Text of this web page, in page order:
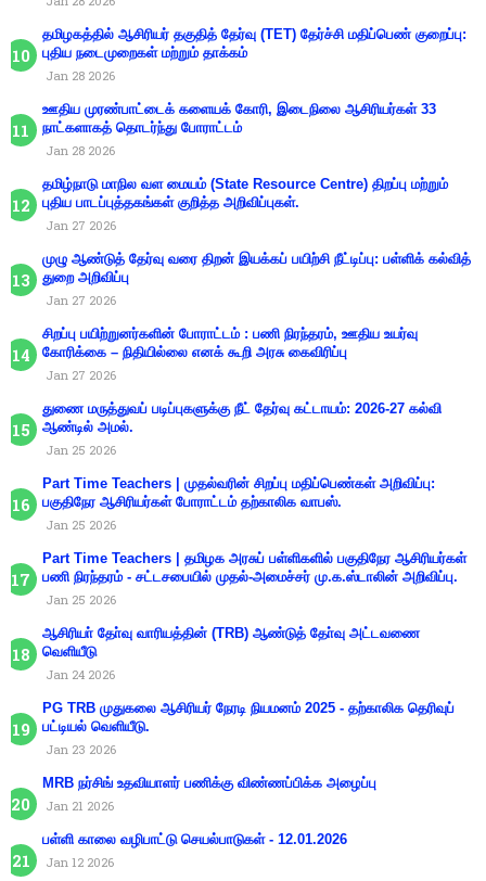
தமிழகத்தில் ஆசிரியர் தகுதித் தேர்வு (TET) தேர்ச்சி மதிப்பெண் குறைப்பு:
புதிய நடைமுறைகள் மற்றும் தாக்கம்
Jan 28 2026
ஊதிய முரண்பாட்டைக் களையக் கோரி, இடைநிலை ஆசிரியர்கள் 33
நாட்களாகத் தொடர்ந்து போராட்டம்
Jan 28 2026
தமிழ்நாடு மாநில வள மையம் (State Resource Centre) திறப்பு மற்றும்
புதிய பாடப்புத்தகங்கள் குறித்த அறிவிப்புகள்.
Jan 27 2026
முழு ஆண்டுத் தேர்வு வரை திறன் இயக்கப் பயிற்சி நீட்டிப்பு: பள்ளிக் கல்வித்
துறை அறிவிப்பு
Jan 27 2026
சிறப்பு பயிற்றுனர்களின் போராட்டம் : பணி நிரந்தரம், ஊதிய உயர்வு
கோரிக்கை – நிதியில்லை எனக் கூறி அரசு கைவிரிப்பு
Jan 27 2026
துணை மருத்துவப் படிப்புகளுக்கு நீட் தேர்வு கட்டாயம்: 2026-27 கல்வி
ஆண்டில் அமல்.
Jan 25 2026
Part Time Teachers | முதல்வரின் சிறப்பு மதிப்பெண்கள் அறிவிப்பு:
பகுதிநேர ஆசிரியர்கள் போராட்டம் தற்காலிக வாபஸ்.
Jan 25 2026
Part Time Teachers | தமிழக அரசுப் பள்ளிகளில் பகுதிநேர ஆசிரியர்கள்
பணி நிரந்தரம் - சட்டசபையில் முதல்-அமைச்சர் மு.க.ஸ்டாலின் அறிவிப்பு.
Jan 25 2026
ஆசிரியா் தோ்வு வாரியத்தின் (TRB) ஆண்டுத் தோ்வு அட்டவணை
வெளியீடு
Jan 24 2026
PG TRB முதுகலை ஆசிரியர் நேரடி நியமனம் 2025 - தற்காலிக தெரிவுப்
பட்டியல் வெளியீடு.
Jan 23 2026
MRB நர்சிங் உதவியாளர் பணிக்கு விண்ணப்பிக்க அழைப்பு
Jan 21 2026
பள்ளி காலை வழிபாட்டு செயல்பாடுகள் - 12.01.2026
Jan 12 2026